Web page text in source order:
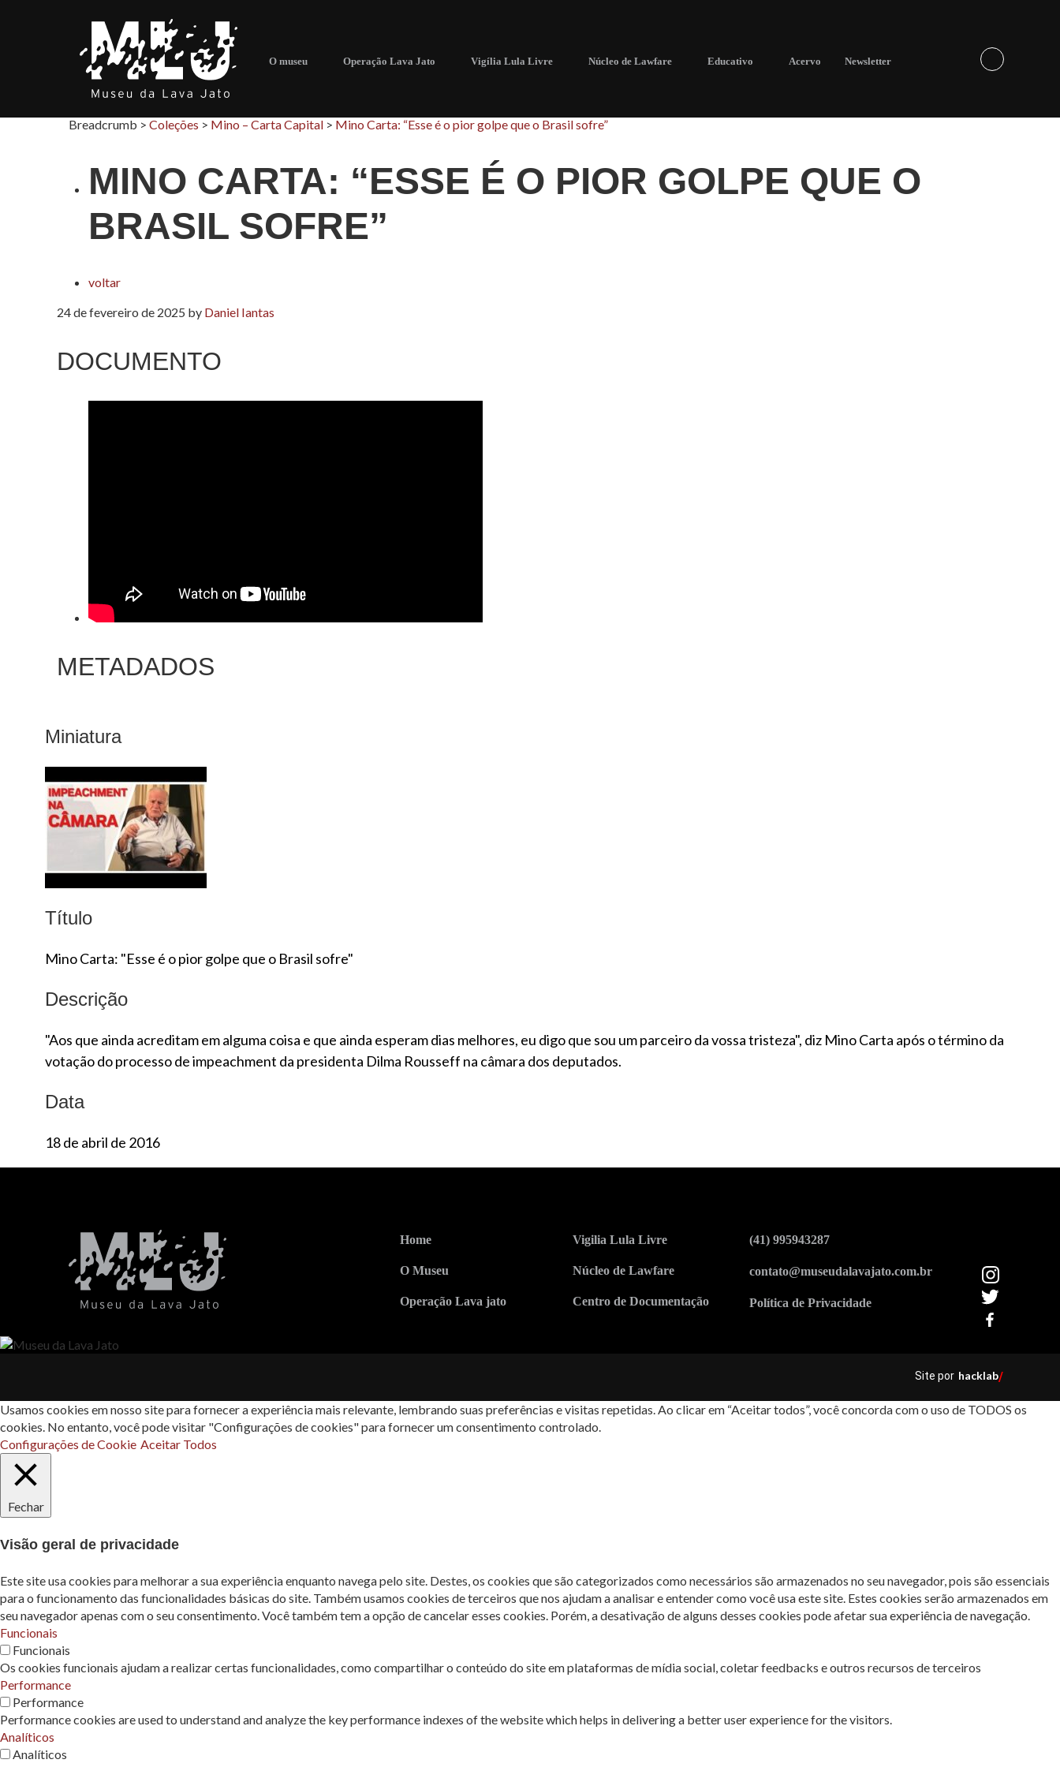
O museu Operação Lava Jato Vigília Lula Livre Núcleo de Lawfare Educativo Acervo Newsletter
Breadcrumb > Coleções > Mino – Carta Capital > Mino Carta: “Esse é o pior golpe que o Brasil sofre”
MINO CARTA: “ESSE É O PIOR GOLPE QUE O
BRASIL SOFRE”
voltar
24 de fevereiro de 2025 by Daniel Iantas
DOCUMENTO
METADADOS
Miniatura
Título
Mino Carta: "Esse é o pior golpe que o Brasil sofre"
Descrição
"Aos que ainda acreditam em alguma coisa e que ainda esperam dias melhores, eu digo que sou um parceiro da vossa tristeza", diz Mino Carta após o término da
votação do processo de impeachment da presidenta Dilma Rousseff na câmara dos deputados.
Data
18 de abril de 2016
Home
O Museu
Operação Lava jato
Vigilia Lula Livre
Núcleo de Lawfare
Centro de Documentação
(41) 995943287
contato@museudalavajato.com.br
Política de Privacidade
Site por hacklab/
Usamos cookies em nosso site para fornecer a experiência mais relevante, lembrando suas preferências e visitas repetidas. Ao clicar em “Aceitar todos”, você concorda com o uso de TODOS os
cookies. No entanto, você pode visitar "Configurações de cookies" para fornecer um consentimento controlado.
Configurações de Cookie Aceitar Todos
Fechar
Visão geral de privacidade
Este site usa cookies para melhorar a sua experiência enquanto navega pelo site. Destes, os cookies que são categorizados como necessários são armazenados no seu navegador, pois são essenciais
para o funcionamento das funcionalidades básicas do site. Também usamos cookies de terceiros que nos ajudam a analisar e entender como você usa este site. Estes cookies serão armazenados em
seu navegador apenas com o seu consentimento. Você também tem a opção de cancelar esses cookies. Porém, a desativação de alguns desses cookies pode afetar sua experiência de navegação.
Funcionais
Funcionais
Os cookies funcionais ajudam a realizar certas funcionalidades, como compartilhar o conteúdo do site em plataformas de mídia social, coletar feedbacks e outros recursos de terceiros
Performance
Performance
Performance cookies are used to understand and analyze the key performance indexes of the website which helps in delivering a better user experience for the visitors.
Analíticos
Analíticos